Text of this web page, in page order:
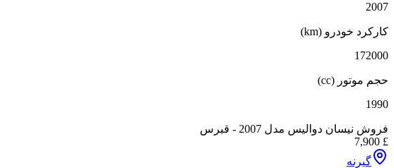
2007
کارکرد خودرو (km)
172000
حجم موتور (cc)
1990
فروش نیسان دوالیس مدل 2007 - قبرس
£
7,900
گیرنه